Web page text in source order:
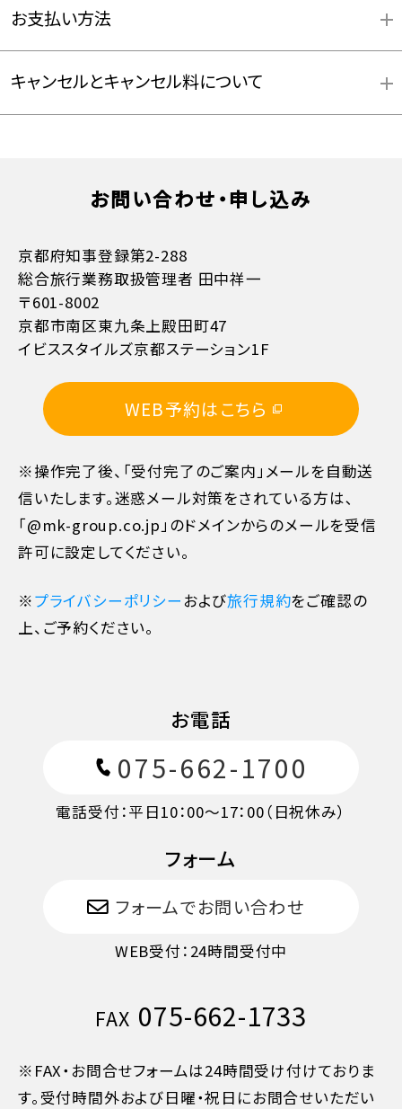
お支払い方法
お支払方法詳細はこちら
キャンセルとキャンセル料について
11日目に当たる日以前
10日目に当たる日以前
7日目に当たる日以前 30%
旅行開始日の前日 40%
お問い合わせ・申し込み
京都府知事登録第2-288
総合旅行業務取扱管理者 田中祥一
〒601-8002
京都市南区東九条上殿田町47
イビススタイルズ京都ステーション1F
WEB予約はこちら
※操作完了後、「受付完了のご案内」メールを自動送
信いたします。迷惑メール対策をされている方は､
「@mk-group.co.jp」のドメインからのメールを受信
許可に設定してください。
※プライバシーポリシーおよび旅行規約をご確認の
上、ご予約ください。
お電話
075-662-1700
電話受付：平日10：00〜17：00（日祝休み）
フォーム
フォームでお問い合わせ
WEB受付：24時間受付中
FAX 075-662-1733
※FAX・お問合せフォームは24時間受け付けておりま
す。受付時間外および日曜・祝日にお問合せいただい